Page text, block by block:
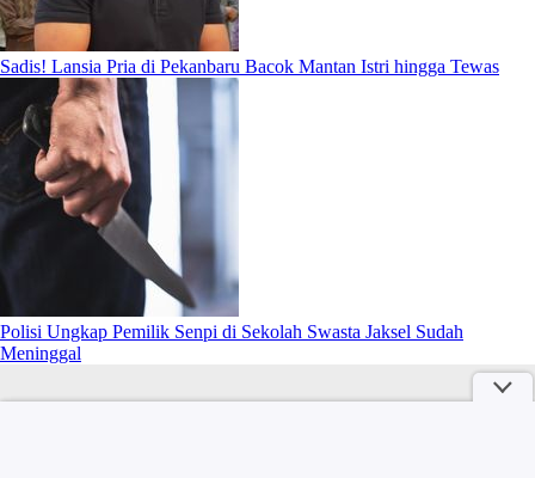
Sadis! Lansia Pria di Pekanbaru Bacok Mantan Istri hingga Tewas
Polisi Ungkap Pemilik Senpi di Sekolah Swasta Jaksel Sudah
Meninggal